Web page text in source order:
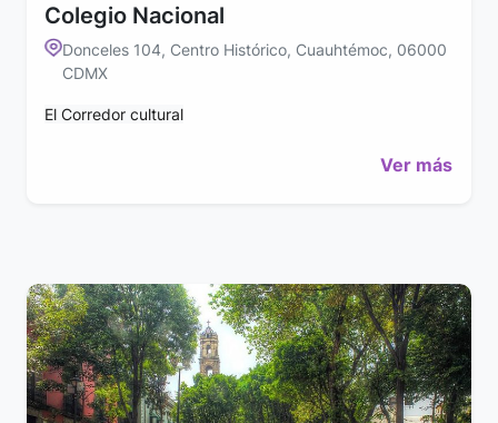
Colegio Nacional
Donceles 104, Centro Histórico, Cuauhtémoc, 06000
CDMX
El Corredor cultural
Ver más